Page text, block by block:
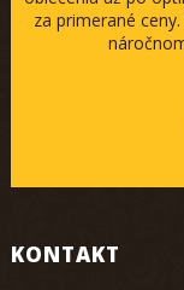
za primerané
KONTAKT